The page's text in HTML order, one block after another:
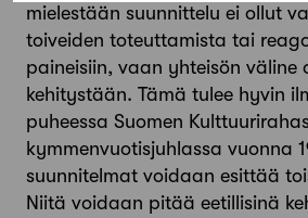
mielestään suunnittelu ei ollut
toiveiden toteuttamista tai
paineisiin, vaan yhteisön väline
kehitystään. Tämä tulee hyvin
puheessa Suomen
kymmenvuotisjuhlassa vuonna
suunnitelmat voidaan esittää
Niitä voidaan pitää eetillisinä